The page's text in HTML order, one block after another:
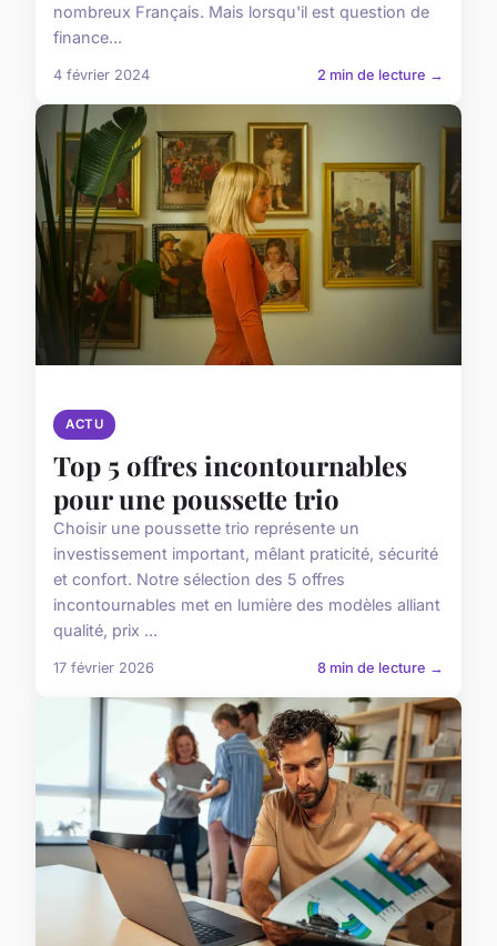
nombreux Français. Mais lorsqu'il est question de
finance...
4 février 2024 2 min de lecture →
ACTU
Top 5 offres incontournables
pour une poussette trio
Choisir une poussette trio représente un
investissement important, mêlant praticité, sécurité
et confort. Notre sélection des 5 offres
incontournables met en lumière des modèles alliant
qualité, prix ...
17 février 2026 8 min de lecture →